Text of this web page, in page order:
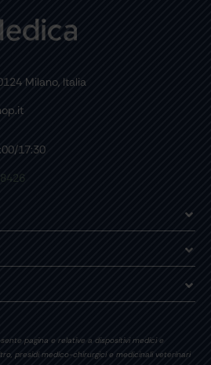
Milano, Italia
17:30
pagina e relative a dispositivi medici e
presidi medico-chirurgici e medicinali veterinari